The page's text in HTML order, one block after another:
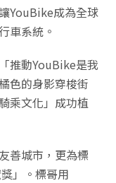
YouBike成為全球
車系統。
推動YouBike是我
色的身影穿梭街
乘文化」成功植
善城市，更為標
」。標哥用